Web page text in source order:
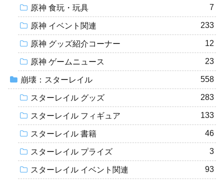
原神 食玩・玩具 7
原神 イベント関連 233
原神 グッズ紹介コーナー 12
原神 ゲームニュース 23
崩壊：スターレイル 558
スターレイル グッズ 283
スターレイル フィギュア 133
スターレイル 書籍 46
スターレイル プライズ 3
スターレイル イベント関連 93